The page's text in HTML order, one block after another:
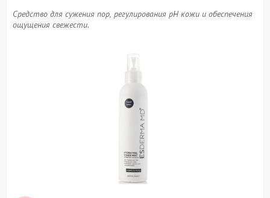
Средство для сужения пор, регулирования pH кожи и обеспечения
ощущения свежести.